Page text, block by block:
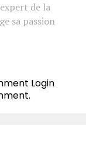
de la
sa passion
Login